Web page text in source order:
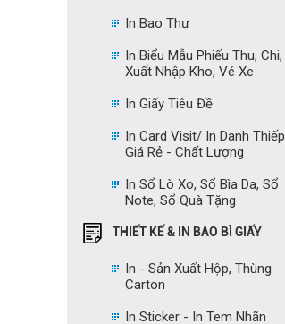
In Bao Thư
In Biểu Mẫu Phiếu Thu, Chi,
Xuất Nhập Kho, Vé Xe
In Giấy Tiêu Đề
In Card Visit/ In Danh Thiếp
Giá Rẻ - Chất Lượng
In Sổ Lò Xo, Sổ Bìa Da, Sổ
Note, Sổ Quà Tặng
THIẾT KẾ & IN BAO BÌ GIẤY
In - Sản Xuất Hộp, Thùng
Carton
In Sticker - In Tem Nhãn